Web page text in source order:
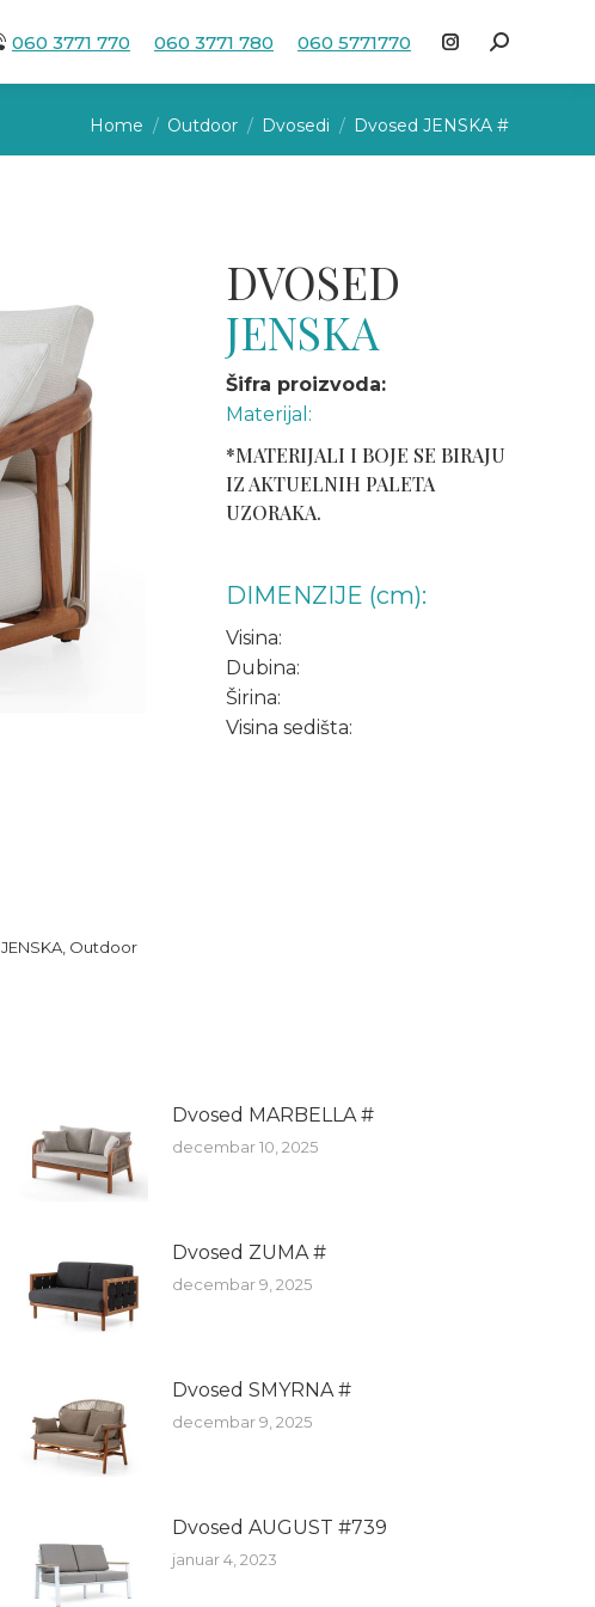
060 3771 770 060 3771 780 060 5771770
Instagram
page
opens
Search:
You are here:
Home Outdoor Dvosedi Dvosed JENSKA #
DVOSED
JENSKA
Šifra proizvoda:
Materijal:
*MATERIJALI I BOJE SE BIRAJU
IZ AKTUELNIH PALETA
UZORAKA.
DIMENZIJE (cm):
Visina:
Dubina:
Širina:
Visina sedišta:
JENSKA Outdoor
Dvosed MARBELLA #
decembar 10, 2025
Dvosed ZUMA #
decembar 9, 2025
Dvosed SMYRNA #
decembar 9, 2025
Dvosed AUGUST #739
januar 4, 2023